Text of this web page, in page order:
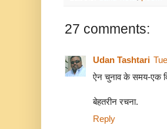
27 comments:
Udan Tashtari
ऐन चुनाव के समय-एक
बेहतरीन रचना.
Reply